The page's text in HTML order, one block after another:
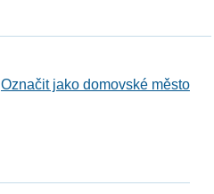
Označit jako domovské město